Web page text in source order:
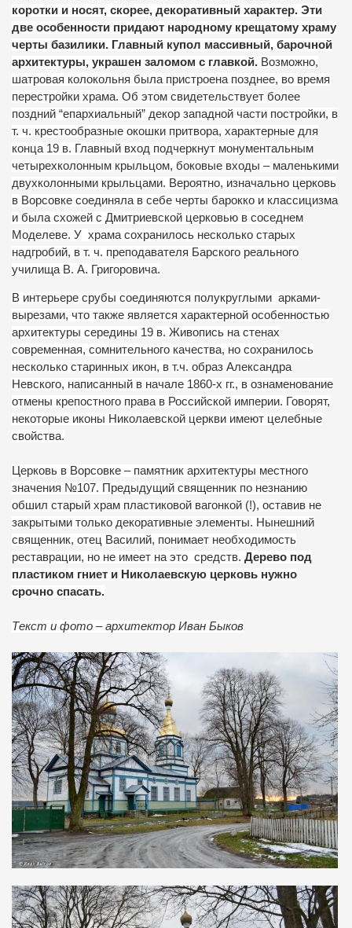
коротки и носят, скорее, декоративный характер. Эти
две особенности придают народному крещатому храму
черты базилики. Главный купол массивный, барочной
архитектуры, украшен заломом с главкой. Возможно,
шатровая колокольня была пристроена позднее, во время
перестройки храма. Об этом свидетельствует более
поздний “епархиальный” декор западной части постройки, в
т. ч. крестообразные окошки притвора, характерные для
конца 19 в. Главный вход подчеркнут монументальным
четырехколонным крыльцом, боковые входы – маленькими
двухколонными крыльцами. Вероятно, изначально церковь
в Ворсовке соединяла в себе черты барокко и классицизма
и была схожей с Дмитриевской церковью в соседнем
Моделеве. У храма сохранилось несколько старых
надгробий, в т. ч. преподавателя Барского реального
училища В. А. Григоровича.
В интерьере срубы соединяются полукруглыми арками-
вырезами, что также является характерной особенностью
архитектуры середины 19 в. Живопись на стенах
современная, сомнительного качества, но сохранилось
несколько старинных икон, в т.ч. образ Александра
Невского, написанный в начале 1860-х гг., в ознаменование
отмены крепостного права в Российской империи. Говорят,
некоторые иконы Николаевской церкви имеют целебные
свойства.
Церковь в Ворсовке – памятник архитектуры местного
значения №107. Предыдущий священник по незнанию
обшил старый храм пластиковой вагонкой (!), оставив не
закрытыми только декоративные элементы. Нынешний
священник, отец Василий, понимает необходимость
реставрации, но не имеет на это средств. Дерево под
пластиком гниет и Николаевскую церковь нужно
срочно спасать.
Текст и фото – архитектор Иван Быков